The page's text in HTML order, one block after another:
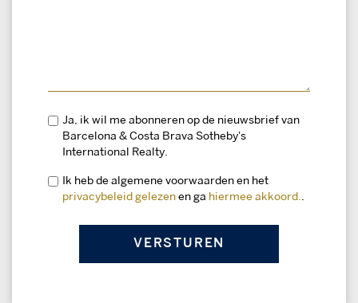
Ja, ik wil me abonneren op de nieuwsbrief van
Barcelona & Costa Brava Sotheby's
International Realty.
Ik heb de algemene voorwaarden en het
privacybeleid gelezen en ga hiermee akkoord.